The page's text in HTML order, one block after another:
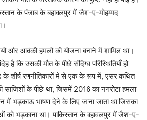
के पंजाब के बहावलपुर में जैश-ए-मोहम्मद
और आतंकी हमलों की योजना बनाने में शामिल था।
है कि उसकी मौत के पीछे संदिग्ध परिस्थितियाँ हो
शीर्ष रणनीतिकारों में से एक के रूप में, एसर कथित
साजिशों के पीछे था, जिसमें 2016 का नगरोटा हमला
में भड़काऊ भाषण देने के लिए जाना जाता था जिसका
को भड़काना था। पाकिस्तान के बहावलपुर में जैश-ए-